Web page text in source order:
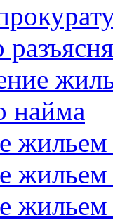
найма
жильем